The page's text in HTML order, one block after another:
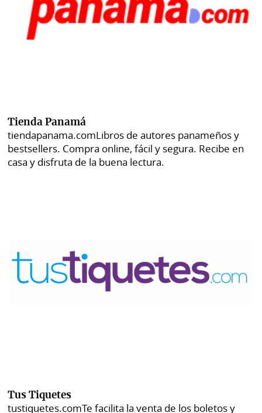
Tienda Panamá
tiendapanama.comLibros de autores panameños y
bestsellers. Compra online, fácil y segura. Recibe en
casa y disfruta de la buena lectura.
Tus Tiquetes
tustiquetes.comTe facilita la venta de los boletos y